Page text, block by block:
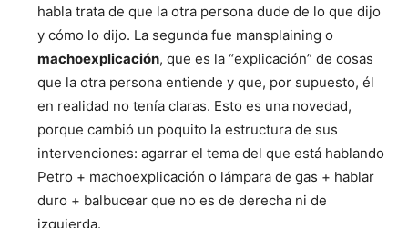
habla trata de que la otra persona dude de lo que dijo
y cómo lo dijo. La segunda fue mansplaining o
machoexplicación, que es la “explicación” de cosas
que la otra persona entiende y que, por supuesto, él
en realidad no tenía claras. Esto es una novedad,
porque cambió un poquito la estructura de sus
intervenciones: agarrar el tema del que está hablando
Petro + machoexplicación o lámpara de gas + hablar
duro + balbucear que no es de derecha ni de
izquierda.